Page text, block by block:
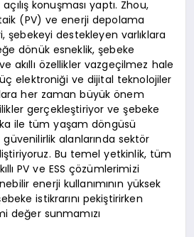
konuşması yaptı. Zhou,
(PV) ve enerji depolama
şebekeyi destekleyen varlıklara
dönük esneklik, şebeke
akıllı özellikler vazgeçilmez hale
elektroniği ve dijital teknolojiler
her zaman büyük önem
gerçekleştiriyor ve şebeke
ile tüm yaşam döngüsü
alanlarında sektör
Bu temel yetkinlik, tüm
PV ve ESS çözümlerimizi
enerji kullanımının yüksek
istikrarını pekiştirirken
değer sunmamızı